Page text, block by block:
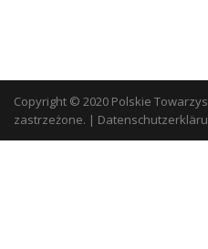
Copyright © 2020 Polskie
zastrzeżone. |